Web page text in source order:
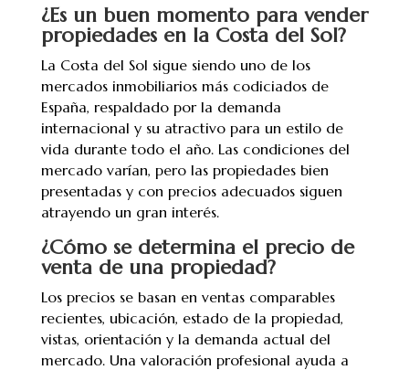
¿Es un buen momento para vender
propiedades en la Costa del Sol?
La Costa del Sol sigue siendo uno de los
mercados inmobiliarios más codiciados de
España, respaldado por la demanda
internacional y su atractivo para un estilo de
vida durante todo el año. Las condiciones del
mercado varían, pero las propiedades bien
presentadas y con precios adecuados siguen
atrayendo un gran interés.
¿Cómo se determina el precio de
venta de una propiedad?
Los precios se basan en ventas comparables
recientes, ubicación, estado de la propiedad,
vistas, orientación y la demanda actual del
mercado. Una valoración profesional ayuda a